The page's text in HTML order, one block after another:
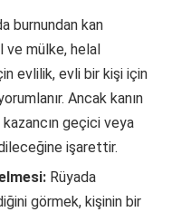
burnundan kan
ve mülke, helal
evlilik, evli bir kişi için
Ancak kanın
kazancın geçici veya
işarettir.
Rüyada
görmek, kişinin bir